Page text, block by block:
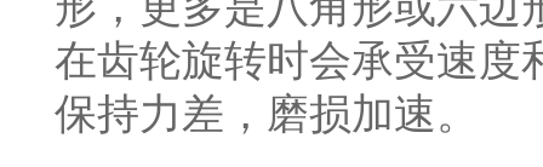
在齿轮旋转时会承受速度
保持力差，磨损加速。